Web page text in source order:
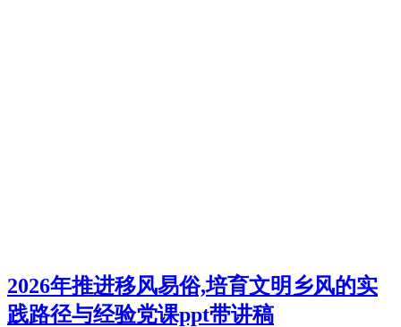
2026年推进移风易俗,培育文明乡风的实
践路径与经验党课ppt带讲稿